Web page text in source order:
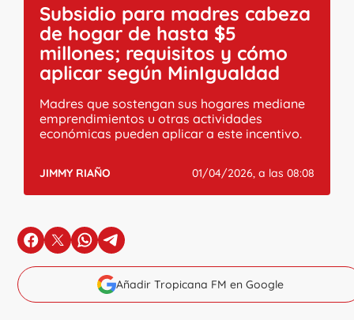
Subsidio para madres cabeza
de hogar de hasta $5
millones; requisitos y cómo
aplicar según MinIgualdad
Madres que sostengan sus hogares mediane
emprendimientos u otras actividades
económicas pueden aplicar a este incentivo.
JIMMY RIAÑO 01/04/2026, a las 08:08
en Facebook
en Xen Whatsapp
en Telegram
Añadir Tropicana FM en Google